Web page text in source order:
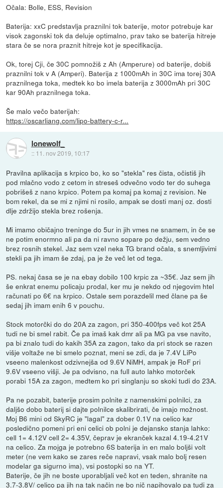
Očala: Bolle, ESS, Revision
Baterija: xxC predstavlja praznilni tok baterije, motor potrebuje kar
visok zagonski tok da deluje optimalno, prav tako se baterija hitreje
stara če se nora praznit hitreje kot je specifikacija.
Ok, torej Cji, če 30C pomnožiš z Ah (Amperure) od baterije, dobiš
praznilni tok v A (Amperi). Baterija z 1000mAh in 30C ima torej 30A
praznilnega toka, medtek ko bo imela baterija z 3000mAh pri 30C
kar 90Ah praznilnega toka.
Še malo večo baterijah:
https://oscarliang.com/lipo-battery-c-r...
lonewolf_
:: 11. nov 2019, 10:17
Pravilna aplikacija s krpico bo, ko so "stekla" res čista, očistiš jih
pod mlačno vodo z cetom in streseš odvečno vodo ter do suhega
pobrišeš z nano krpico. Potem pa komaj pa komaj z revision. Ne
bom rekel, da se mi z njimi ni rosilo, ampak se dosti manj oz. dosti
dlje zdržijo stekla brez rošenja.
Mi imamo običajno treninge do 5ur in jih vmes ne snamem, in če se
ne potim enormno ali pa da ni ravno sopare po dežju, sem vedno
brez rosnih stekel. Jaz sem vzel neka TG brand očala, s snemljivimi
stekli pa jih imam še zdaj, pa je že več let od tega.
PS. nekaj časa se je na ebay dobilo 100 krpic za ~35€. Jaz sem jih
še enkrat enemu policaju prodal, ker mu je nekdo od njegovim htel
računati po 6€ na krpico. Ostale sem porazdelil med člane pa še
sedaj jih imam enih 6 v pouchu.
Stock motorčki do do 20A za zagon, pri 350-400fps več kot 25A
tudi ne bi smel rabit. Če pa imaš kak dmr ali pa MG pa vse navito,
pa bi znalo tudi do kakih 35A za zagon, tako da pri stock se razen
višje voltaže ne bi smelo poznat, meni se zdi, da je 7.4V LiPo
vseeno malenkost odzivnejša od 9.6V NiMH, ampak je RoF pri
9.6V vseeno višji. Je pa odvisno, na full auto lahko motorček
porabi 15A za zagon, medtem ko pri singlanju so skoki tudi do 23A.
Pa ne pozabit, baterije prosim polnite z namenskimi polnilci, za
daljšo dobo baterij si dajte polnilce skalibrirati, če imajo možnost.
Moj B6 mini od SkyRC je "lagal" za dober 0.1V na celico kar
posledično pomeni pri eni celici ob polni je dejansko stanja lahko:
cell 1= 4.12V cell 2= 4.35V, čeprav je ekranček kazal 4.19-4.21V
na celico. Za mojga je potrebno 6S baterija in en malo boljši volt
meter (ne vem kako se zares reče napravi, vsak malo bolj resen
modelar ga sigurno ima), vsi postopki so na YT.
Baterije, če jih ne boste uporabljali več kot en teden, shranite na
3.7-3.8V/ celico pa jih na tak način ne bo nič napihovalo pa tudi za